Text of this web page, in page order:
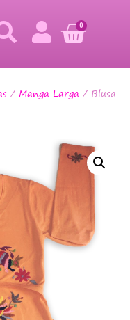
0
/ Manga Larga / Blusa